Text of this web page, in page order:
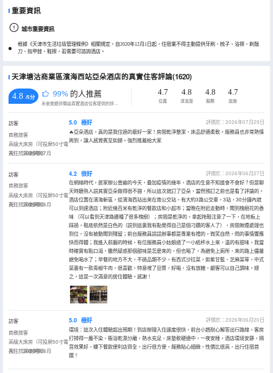
重要資訊
城市重要資訊
根據《天津市生活垃圾管理條例》相關規定，自2020年12月1日起，住宿業不得主動提供牙刷、梳子、浴擦、剃鬚
刀、指甲銼、鞋擦，若需要可諮詢酒店。
天津塘沽商業區濱海西站亞朵酒店的真實住客評論(1620)
4.8 /5分 99% 的人推薦
永安旅遊評價由真實酒店住客提供的評價。
4.7
位置
4.8
清潔度
4.8
服務
4.7
設施
訪客
商務旅客
高級大床房（可投屏50寸電
視）（深夜粥到）
入住於2026年07月
5.0 極好
評價於：2026年07月29日
🔥亞朵酒店，真的是我住過的最好一家！房間乾淨整潔，床品舒適柔軟。服務員也非常熱情
周到，讓人感覺賓至如歸。強烈推薦給大家
訪客
商務旅客
高級大床房（可投屏50寸電
視）（深夜粥到）
入住於2026年06月
4.2 很好
評價於：2026年06月27日
在網絡時代，居家辦公普遍的今天，疊加疫情的幾年，酒店的生意不知道會不會好？但是聊
天時聽熟人説其實亞朵做得很不錯，所以這次就訂了亞朵，當然預訂之前也是看了評論的。
酒店位置在濱海新區，從濱海西站出來在南公交站，有大約3路公交車，3站，30分鐘內就
可以到達酒店；附近幾百米有乾淨的餐飲店和小超市；當晚在附近走動時，聞到槐樹花的香
味 （可以看到天津路邊種了很多槐樹）；房間是乾淨的，拿起拖鞋注意了一下，在地板上
踩過，鞋底依然是白色的（説到這裏我有點覺得自己是個刁鑽的客人了），房間無煙處理也
到位，沒有被動聞到殘留；前台服務員説話辦事都是專業有禮的，微笑自然，問的事情響應
快而得體；我進入前廳的時候，有位服務員小姑娘遞了一小紙杯水上來，温的有甜味，我當
時確實有點口渴，雖然疑惑那個甜味是怎麼來的，但也喝了，為避免上廁所，來的路上儘量
避免喝水了；早餐的地方不大，不過品類不少，有西式沙拉菜，如紫甘藍、芝麻菜等，中式
菜裏有一款青椒牛肉，很喜歡，特意嚐了豆漿，好喝，沒有放糖，顧客可以自己調味。總
之，這是一次滿意的居住體驗。感謝！
訪客
商務旅客
高級大床房（可投屏50寸電
視）（深夜粥到）
入住於2026年06月
5.0 極好
評價於：2026年06月20日
環境：這次入住體驗超出預期！到店辦理入住速度很快，前台小趙耐心解答出行路線。客房
打掃得一塵不染，衞浴乾濕分離，熱水充足，床墊軟硬適中，一夜安睡。酒店環境安靜，隔
音效果好，樓下餐飲便利店齊全，出行很方便，服務貼心細緻，性價比很高，出行住宿首
選！